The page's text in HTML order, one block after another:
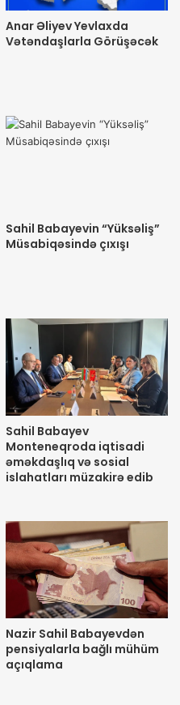
Anar Əliyev Yevlaxda
Vətəndaşlarla Görüşəcək
Sahil Babayevin “Yüksəliş”
Müsabiqəsində çıxışı
Sahil Babayev
Monteneqroda iqtisadi
əməkdaşlıq və sosial
islahatları müzakirə edib
Nazir Sahil Babayevdən
pensiyalarla bağlı mühüm
açıqlama